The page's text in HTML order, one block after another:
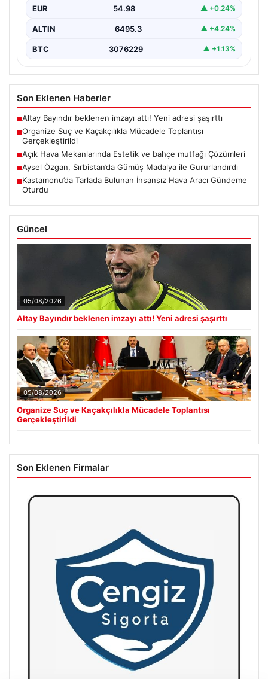
EUR 54.98 ▲ +0.24%
ALTIN 6495.3 ▲ +4.24%
BTC 3076229 ▲ +1.13%
Son Eklenen Haberler
■Altay Bayındır beklenen imzayı attı! Yeni adresi şaşırttı
■Organize Suç ve Kaçakçılıkla Mücadele Toplantısı
Gerçekleştirildi
■Açık Hava Mekanlarında Estetik ve bahçe mutfağı Çözümleri
■Aysel Özgan, Sırbistan’da Gümüş Madalya ile Gururlandırdı
■Kastamonu’da Tarlada Bulunan İnsansız Hava Aracı Gündeme
Oturdu
Güncel
05/08/2026
Altay Bayındır beklenen imzayı attı! Yeni adresi şaşırttı
05/08/2026
Organize Suç ve Kaçakçılıkla Mücadele Toplantısı
Gerçekleştirildi
Son Eklenen Firmalar